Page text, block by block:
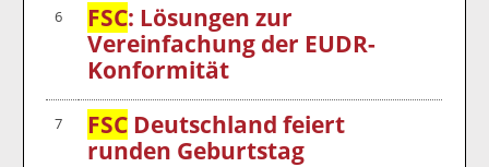
6 FSC: Lösungen zur
Vereinfachung der EUDR-
Konformität
7 FSC Deutschland feiert
runden Geburtstag